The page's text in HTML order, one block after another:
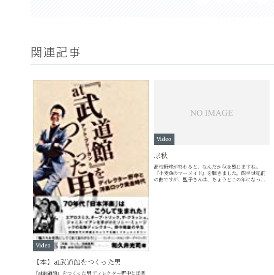
関連記事
Video
【本】at武道館をつくった男
『at武道館』をつくった男 ディレクター野中と洋楽
Video
球秋
高校野球が終わると、なんだか秋を感じますね。
『小麦色のマーメイド』を聴きました。四半世紀前
の曲ですが、聖子さんは、ちょうどこの年になっ